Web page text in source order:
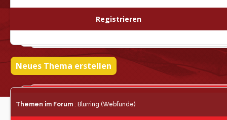
Registrieren
Neues Thema erstellen
Themen im Forum : Blurring (Webfunde)